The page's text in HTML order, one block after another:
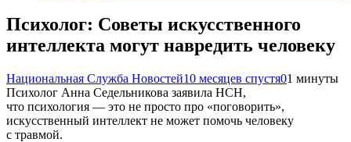
Психолог: Советы искусственного
интеллекта могут навредить человеку
Национальная Служба Новостей10 месяцев спустя01 минуты
Психолог Анна Седельникова заявила НСН,
что психология — это не просто про «поговорить»,
искусственный интеллект не может помочь человеку
с травмой.